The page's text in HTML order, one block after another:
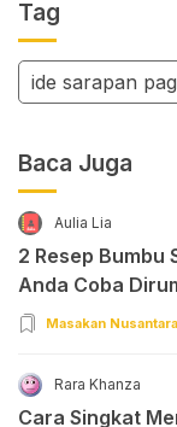
Tag
ide sarapan
Baca Juga
Aulia Lia
2 Resep Bumbu
Anda Coba
Masakan Nusantara
Rara Khanza
Cara Singkat